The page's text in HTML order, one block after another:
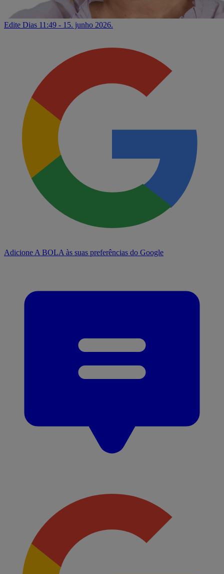
Edite Dias 11:49 - 15. junho 2026.
Adicione A BOLA às suas preferências do Google